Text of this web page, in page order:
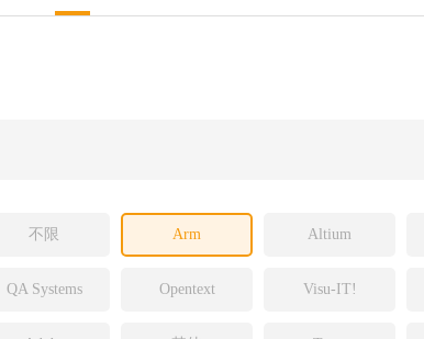
Incredibuild
不限 Arm Altium
QA Systems Opentext Visu-IT!